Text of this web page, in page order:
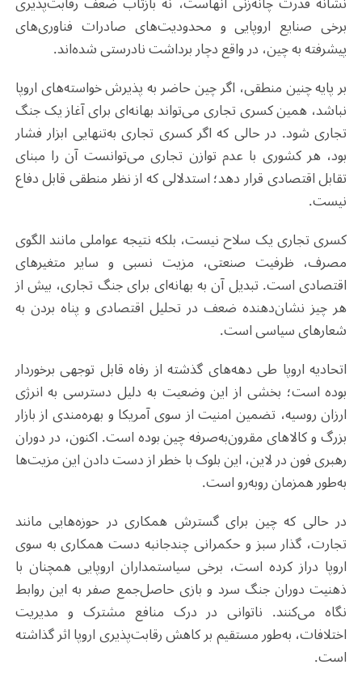
برخی صنایع اروپایی و محدودیت‌های صادرات فناوری‌های
پیشرفته به چین، در واقع دچار برداشت نادرستی شده‌اند.
بر پایه چنین منطقی، اگر چین حاضر به پذیرش خواسته‌های اروپا
نباشد، همین کسری تجاری می‌تواند بهانه‌ای برای آغاز یک جنگ
تجاری شود. در حالی که اگر کسری تجاری به‌تنهایی ابزار فشار
بود، هر کشوری با عدم توازن تجاری می‌توانست آن را مبنای
تقابل اقتصادی قرار دهد؛ استدلالی که از نظر منطقی قابل دفاع
نیست.
کسری تجاری یک سلاح نیست، بلکه نتیجه عواملی مانند الگوی
مصرف، ظرفیت صنعتی، مزیت نسبی و سایر متغیرهای
اقتصادی است. تبدیل آن به بهانه‌ای برای جنگ تجاری، بیش از
هر چیز نشان‌دهنده ضعف در تحلیل اقتصادی و پناه بردن به
شعارهای سیاسی است.
اتحادیه اروپا طی دهه‌های گذشته از رفاه قابل توجهی برخوردار
بوده است؛ بخشی از این وضعیت به دلیل دسترسی به انرژی
ارزان روسیه، تضمین امنیت از سوی آمریکا و بهره‌مندی از بازار
بزرگ و کالاهای مقرون‌به‌صرفه چین بوده است. اکنون، در دوران
رهبری فون در لاین، این بلوک با خطر از دست دادن این مزیت‌ها
به‌طور همزمان روبه‌رو است.
در حالی که چین برای گسترش همکاری در حوزه‌هایی مانند
تجارت، گذار سبز و حکمرانی چندجانبه دست همکاری به سوی
اروپا دراز کرده است، برخی سیاستمداران اروپایی همچنان با
ذهنیت دوران جنگ سرد و بازی حاصل‌جمع صفر به این روابط
نگاه می‌کنند. ناتوانی در درک منافع مشترک و مدیریت
اختلافات، به‌طور مستقیم بر کاهش رقابت‌پذیری اروپا اثر گذاشته
است.